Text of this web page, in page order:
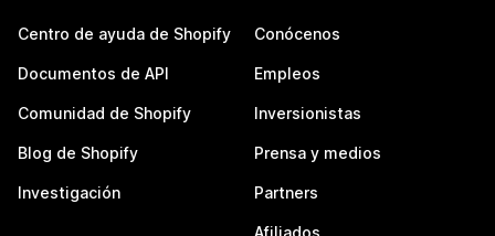
Centro de ayuda de Shopify
Documentos de API
Comunidad de Shopify
Blog de Shopify
Investigación
Conócenos
Empleos
Inversionistas
Prensa y medios
Partners